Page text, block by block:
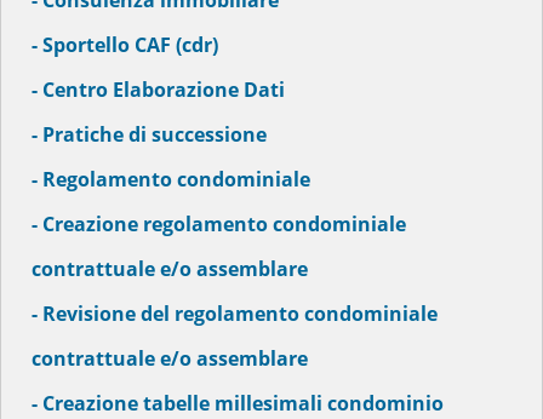
- Sportello CAF (cdr)
- Centro Elaborazione Dati
- Pratiche di successione
- Regolamento condominiale
- Creazione regolamento condominiale
contrattuale e/o assemblare
- Revisione del regolamento condominiale
contrattuale e/o assemblare
- Creazione tabelle millesimali condominio